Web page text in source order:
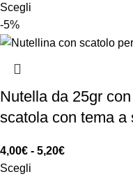
Scegli
-5%
Nutella da 25gr
scatola con tema a
4,00€ - 5,20€
Scegli